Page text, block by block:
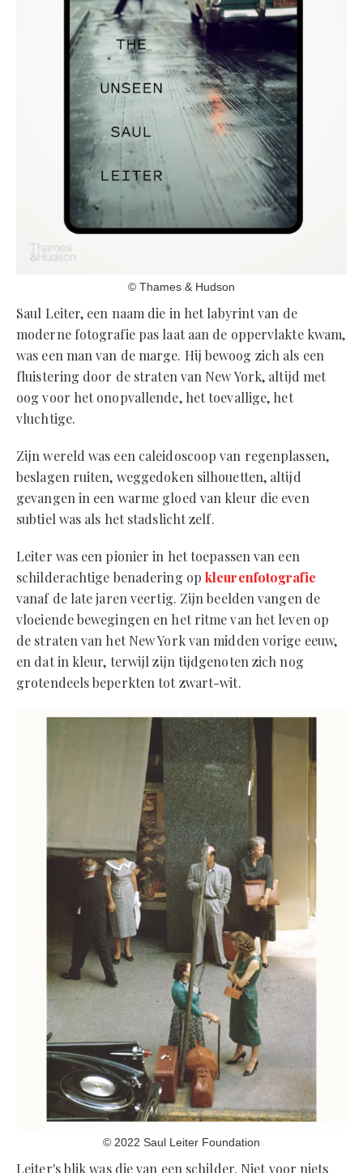
© Thames & Hudson
Saul Leiter, een naam die in het labyrint van de
moderne fotografie pas laat aan de oppervlakte kwam,
was een man van de marge. Hij bewoog zich als een
fluistering door de straten van New York, altijd met
oog voor het onopvallende, het toevallige, het
vluchtige.
Zijn wereld was een caleidoscoop van regenplassen,
beslagen ruiten, weggedoken silhouetten, altijd
gevangen in een warme gloed van kleur die even
subtiel was als het stadslicht zelf.
Leiter was een pionier in het toepassen van een
schilderachtige benadering opkleurenfotografie
vanaf de late jaren veertig. Zijn beelden vangen de
vloeiende bewegingen en het ritme van het leven op
de straten van het New York van midden vorige eeuw,
en dat in kleur, terwijl zijn tijdgenoten zich nog
grotendeels beperkten tot zwart-wit.
© 2022 Saul Leiter Foundation
Leiter's blik was die van een schilder. Niet voor niets